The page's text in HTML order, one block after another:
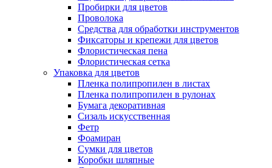
Пробирки для цветов
Проволока
Средства для обработки инструментов
Фиксаторы и крепежи для цветов
Флористическая пена
Флористическая сетка
Упаковка для цветов
Пленка полипропилен в листах
Пленка полипропилен в рулонах
Бумага декоративная
Сизаль искусственная
Фетр
Фоамиран
Сумки для цветов
Коробки шляпные